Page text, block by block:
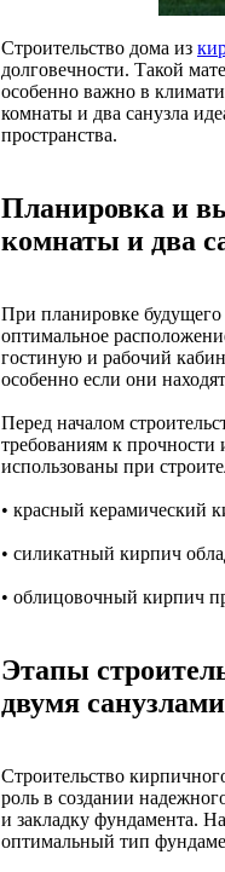
Строительство дома из
долговечности. Такой
особенно важно в
комнаты и два санузла
пространства.
Планировка и
комнаты и два
При планировке будущего
оптимальное
гостиную и рабочий
особенно если они
Перед началом
требованиям к прочности
использованы при
• красный керамический
• силикатный кирпич
• облицовочный кирпич
Этапы
двумя санузлами
Строительство
роль в создании
и закладку фундамента.
оптимальный тип